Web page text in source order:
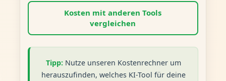
Kosten mit anderen Tools
vergleichen
Tipp: Nutze unseren Kostenrechner um
herauszufinden, welches KI-Tool für deine